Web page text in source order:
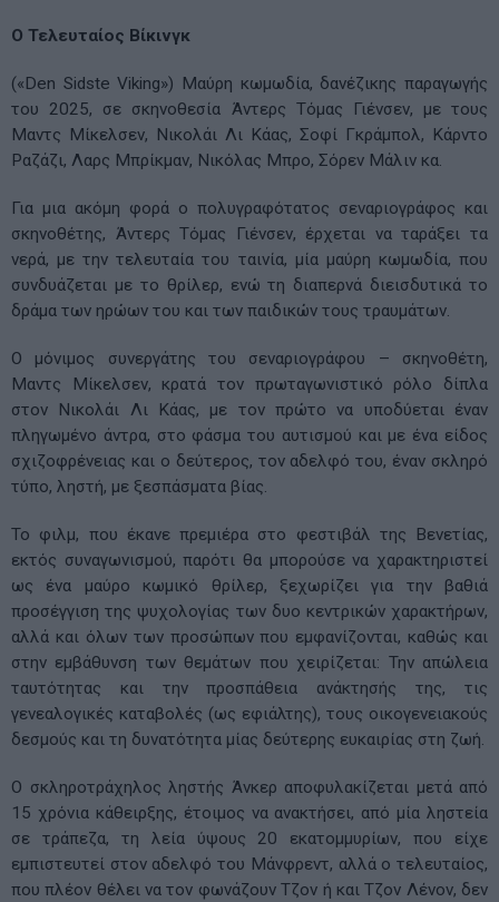
Ο Τελευταίος Βίκινγκ
(«Den Sidste Viking») Μαύρη κωμωδία, δανέζικης παραγωγής
του 2025, σε σκηνοθεσία Άντερς Τόμας Γιένσεν, με τους
Μαντς Μίκελσεν, Νικολάι Λι Κάας, Σοφί Γκράμπολ, Κάρντο
Ραζάζι, Λαρς Μπρίκμαν, Νικόλας Μπρο, Σόρεν Μάλιν κα.
Για μια ακόμη φορά ο πολυγραφότατος σεναριογράφος και
σκηνοθέτης, Άντερς Τόμας Γιένσεν, έρχεται να ταράξει τα
νερά, με την τελευταία του ταινία, μία μαύρη κωμωδία, που
συνδυάζεται με το θρίλερ, ενώ τη διαπερνά διεισδυτικά το
δράμα των ηρώων του και των παιδικών τους τραυμάτων.
Ο μόνιμος συνεργάτης του σεναριογράφου – σκηνοθέτη,
Μαντς Μίκελσεν, κρατά τον πρωταγωνιστικό ρόλο δίπλα
στον Νικολάι Λι Κάας, με τον πρώτο να υποδύεται έναν
πληγωμένο άντρα, στο φάσμα του αυτισμού και με ένα είδος
σχιζοφρένειας και ο δεύτερος, τον αδελφό του, έναν σκληρό
τύπο, ληστή, με ξεσπάσματα βίας.
Το φιλμ, που έκανε πρεμιέρα στο φεστιβάλ της Βενετίας,
εκτός συναγωνισμού, παρότι θα μπορούσε να χαρακτηριστεί
ως ένα μαύρο κωμικό θρίλερ, ξεχωρίζει για την βαθιά
προσέγγιση της ψυχολογίας των δυο κεντρικών χαρακτήρων,
αλλά και όλων των προσώπων που εμφανίζονται, καθώς και
στην εμβάθυνση των θεμάτων που χειρίζεται: Την απώλεια
ταυτότητας και την προσπάθεια ανάκτησής της, τις
γενεαλογικές καταβολές (ως εφιάλτης), τους οικογενειακούς
δεσμούς και τη δυνατότητα μίας δεύτερης ευκαιρίας στη ζωή.
Ο σκληροτράχηλος ληστής Άνκερ αποφυλακίζεται μετά από
15 χρόνια κάθειρξης, έτοιμος να ανακτήσει, από μία ληστεία
σε τράπεζα, τη λεία ύψους 20 εκατομμυρίων, που είχε
εμπιστευτεί στον αδελφό του Μάνφρεντ, αλλά ο τελευταίος,
που πλέον θέλει να τον φωνάζουν Τζον ή και Τζον Λένον, δεν